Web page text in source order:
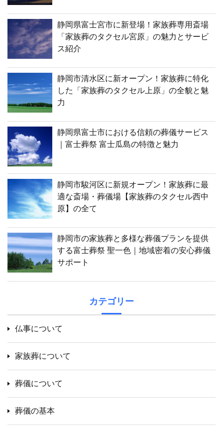
静岡県富士宮市に新登場！家族葬専用斎場
「家族葬のタクセル宮原」の魅力とサービ
ス紹介
静岡市清水区に新オープン！家族葬に特化
した「家族葬のタクセル上原」の全貌と魅
力
静岡県富士市における信頼の葬儀サービス
｜富士葬祭 富士瓜島の特徴と魅力
静岡市駿河区に新規オープン！家族葬に最
適な斎場・葬儀場【家族葬のタクセル西中
原】の全て
静岡市の家族葬と多様な葬儀プランを提供
する富士葬祭 聖一色｜地域密着の安心葬儀
サポート
カテゴリー
仏事について
家族葬について
葬儀について
葬儀の基本